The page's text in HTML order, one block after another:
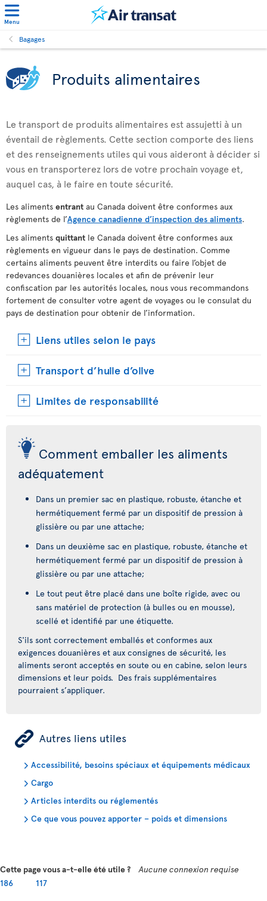
Menu
Bagages
Produits alimentaires
Le transport de produits alimentaires est assujetti à un
éventail de règlements. Cette section comporte des liens
et des renseignements utiles qui vous aideront à décider si
vous en transporterez lors de votre prochain voyage et,
auquel cas, à le faire en toute sécurité.
Les aliments entrant au Canada doivent être conformes aux
règlements de l’Agence canadienne d’inspection des aliments.
Les aliments quittant le Canada doivent être conformes aux
règlements en vigueur dans le pays de destination. Comme
certains aliments peuvent être interdits ou faire l’objet de
redevances douanières locales et afin de prévenir leur
confiscation par les autorités locales, nous vous recommandons
fortement de consulter votre agent de voyages ou le consulat du
pays de destination pour obtenir de l’information.
Liens utiles selon le pays
Transport d’huile d’olive
Limites de responsabilité
Comment emballer les aliments
adéquatement
Dans un premier sac en plastique, robuste, étanche et
hermétiquement fermé par un dispositif de pression à
glissière ou par une attache;
Dans un deuxième sac en plastique, robuste, étanche et
hermétiquement fermé par un dispositif de pression à
glissière ou par une attache;
Le tout peut être placé dans une boîte rigide, avec ou
sans matériel de protection (à bulles ou en mousse),
scellé et identifié par une étiquette.
S'ils sont correctement emballés et conformes aux
exigences douanières et aux consignes de sécurité, les
aliments seront acceptés en soute ou en cabine, selon leurs
dimensions et leur poids. Des frais supplémentaires
pourraient s’appliquer.
ÿ Autres liens utiles
Accessibilité, besoins spéciaux et équipements médicaux
Cargo
Articles interdits ou réglementés
Ce que vous pouvez apporter – poids et dimensions
Cette page vous a-t-elle été utile ?
Aucune connexion requise
186
117